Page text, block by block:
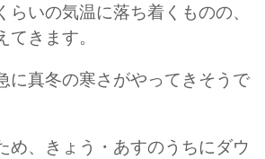
らいの気温に落ち着くものの、
きます。
に真冬の寒さがやってきそうで
め、きょう・あすのうちにダウ